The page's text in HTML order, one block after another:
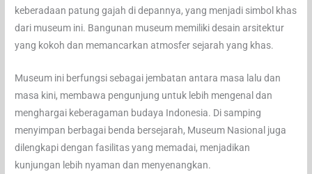
keberadaan patung gajah di depannya, yang menjadi simbol khas
dari museum ini. Bangunan museum memiliki desain arsitektur
yang kokoh dan memancarkan atmosfer sejarah yang khas.
Museum ini berfungsi sebagai jembatan antara masa lalu dan
masa kini, membawa pengunjung untuk lebih mengenal dan
menghargai keberagaman budaya Indonesia. Di samping
menyimpan berbagai benda bersejarah, Museum Nasional juga
dilengkapi dengan fasilitas yang memadai, menjadikan
kunjungan lebih nyaman dan menyenangkan.